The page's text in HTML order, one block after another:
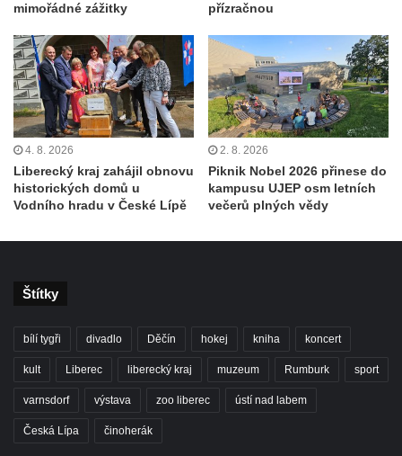
mimořádné zážitky
přízračnou
4. 8. 2026
Liberecký kraj zahájil obnovu
historických domů u
Vodního hradu v České Lípě
2. 8. 2026
Piknik Nobel 2026 přinese do
kampusu UJEP osm letních
večerů plných vědy
Štítky
bílí tygři divadlo Děčín hokej kniha koncert
kult Liberec liberecký kraj muzeum Rumburk sport
varnsdorf výstava zoo liberec ústí nad labem
Česká Lípa činoherák